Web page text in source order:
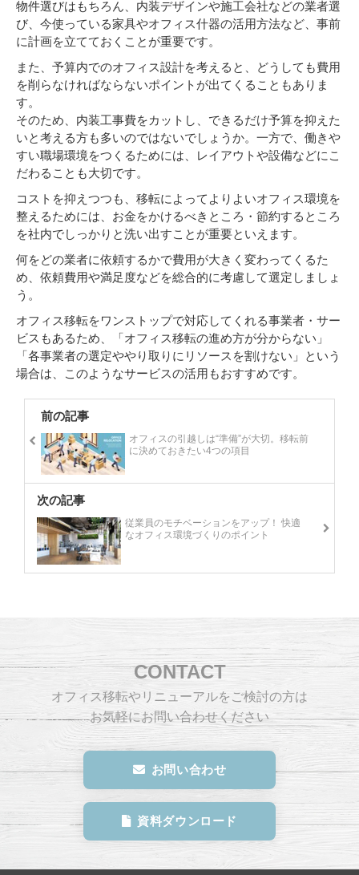
物件選びはもちろん、内装デザインや施工会社などの業者選
び、今使っている家具やオフィス什器の活用方法など、事前
に計画を立てておくことが重要です。
また、予算内でのオフィス設計を考えると、どうしても費用
を削らなければならないポイントが出てくることもありま
す。
そのため、内装工事費をカットし、できるだけ予算を抑えた
いと考える方も多いのではないでしょうか。一方で、働きや
すい職場環境をつくるためには、レイアウトや設備などにこ
だわることも大切です。
コストを抑えつつも、移転によってよりよいオフィス環境を
整えるためには、お金をかけるべきところ・節約するところ
を社内でしっかりと洗い出すことが重要といえます。
何をどの業者に依頼するかで費用が大きく変わってくるた
め、依頼費用や満足度などを総合的に考慮して選定しましょ
う。
オフィス移転をワンストップで対応してくれる事業者・サー
ビスもあるため、「オフィス移転の進め方が分からない」
「各事業者の選定ややり取りにリソースを割けない」という
場合は、このようなサービスの活用もおすすめです。
前の記事
オフィスの引越しは“準備”が大切。移転前
に決めておきたい4つの項目
次の記事
従業員のモチベーションをアップ！ 快適
なオフィス環境づくりのポイント
CONTACT
オフィス移転やリニューアルをご検討の方は
お気軽にお問い合わせください
お問い合わせ
資料ダウンロード